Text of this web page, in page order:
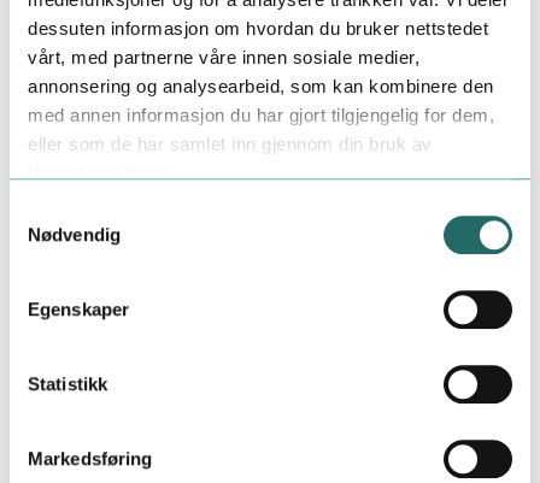
dessuten informasjon om hvordan du bruker nettstedet
vårt, med partnerne våre innen sosiale medier,
annonsering og analysearbeid, som kan kombinere den
med annen informasjon du har gjort tilgjengelig for dem,
eller som de har samlet inn gjennom din bruk av
Nødvendig
Egenskaper
Statistikk
Markedsføring
* Obligatoriske felt og må fylles ut.